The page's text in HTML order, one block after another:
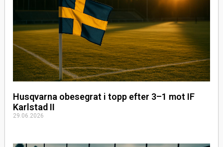
Husqvarna obesegrat i topp efter 3–1 mot IF
Karlstad II
29.06.2026